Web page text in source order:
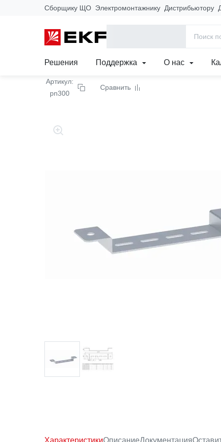
Сборщику ЩО Электромонтажнику Дистрибьютору
Решения Поддержка О нас
Главная
Скоба подвеса нижняя
Артикул:
pn300
Сравнить
ХарактеристикиОписаниеДокументация